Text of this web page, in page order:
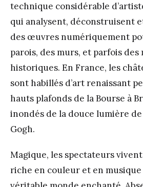
technique considérable
qui analysent, déconstruisent
des œuvres numériquement
parois, des murs, et parfois
historiques. En France, les
sont habillés d’art renaissant
hauts plafonds de la Bourse à
inondés de la douce lumière
Gogh.
Magique, les spectateurs
riche en couleur et en